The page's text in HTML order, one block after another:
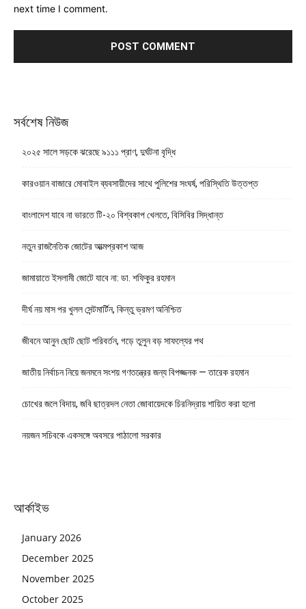
next time I comment.
সর্বশেষ নিউজ
২০২৫ সালে সড়কে ঝরেছে ৯১১১ প্রাণ, দুর্ঘটনা বৃদ্ধি
কারওয়ান বাজারে মোবাইল ব্যবসায়ীদের সাথে পুলিশের সংঘর্ষ, পরিস্থিতি উত্তপ্ত
বাংলাদেশ যাবে না ভারতে টি-২০ বিশ্বকাপ খেলতে, বিসিবির সিদ্ধান্ত
নতুন রাজনৈতিক জোটের আত্মপ্রকাশ আজ
জামায়াতে ইসলামী জোটে যাবে না: ডা. শফিকুর রহমান
দীর্ঘ নয় মাস পর খুলল সেন্টমার্টিন, কিন্তু ভ্রমণ অনিশ্চিত
জীবনে আনুন ছোট ছোট পরিবর্তন, গড়ে তুলুন বড় সাফল্যের পথ
জাতীয় নির্বাচন নিয়ে জনমনে সংশয় গণতন্ত্রের জন্য বিপজ্জনক — তারেক রহমান
চোখের জলে বিদায়, জবি ছাত্রদল নেতা জোবায়েদকে চিরনিদ্রায় শায়িত করা হলো
নয়জন সচিবকে একসঙ্গে অবসরে পাঠালো সরকার
আর্কাইভ
January 2026
December 2025
November 2025
October 2025